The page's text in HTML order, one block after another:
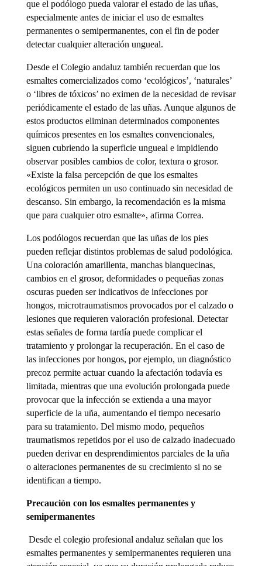
que el podólogo pueda valorar el estado de las uñas,
especialmente antes de iniciar el uso de esmaltes
permanentes o semipermanentes, con el fin de poder
detectar cualquier alteración ungueal.
Desde el Colegio andaluz también recuerdan que los
esmaltes comercializados como ‘ecológicos’, ‘naturales’
o ‘libres de tóxicos’ no eximen de la necesidad de revisar
periódicamente el estado de las uñas. Aunque algunos de
estos productos eliminan determinados componentes
químicos presentes en los esmaltes convencionales,
siguen cubriendo la superficie ungueal e impidiendo
observar posibles cambios de color, textura o grosor.
«Existe la falsa percepción de que los esmaltes
ecológicos permiten un uso continuado sin necesidad de
descanso. Sin embargo, la recomendación es la misma
que para cualquier otro esmalte», afirma Correa.
Los podólogos recuerdan que las uñas de los pies
pueden reflejar distintos problemas de salud podológica.
Una coloración amarillenta, manchas blanquecinas,
cambios en el grosor, deformidades o pequeñas zonas
oscuras pueden ser indicativos de infecciones por
hongos, microtraumatismos provocados por el calzado o
lesiones que requieren valoración profesional. Detectar
estas señales de forma tardía puede complicar el
tratamiento y prolongar la recuperación. En el caso de
las infecciones por hongos, por ejemplo, un diagnóstico
precoz permite actuar cuando la afectación todavía es
limitada, mientras que una evolución prolongada puede
provocar que la infección se extienda a una mayor
superficie de la uña, aumentando el tiempo necesario
para su tratamiento. Del mismo modo, pequeños
traumatismos repetidos por el uso de calzado inadecuado
pueden derivar en desprendimientos parciales de la uña
o alteraciones permanentes de su crecimiento si no se
identifican a tiempo.
Precaución con los esmaltes permanentes y
semipermanentes
Desde el colegio profesional andaluz señalan que los
esmaltes permanentes y semipermanentes requieren una